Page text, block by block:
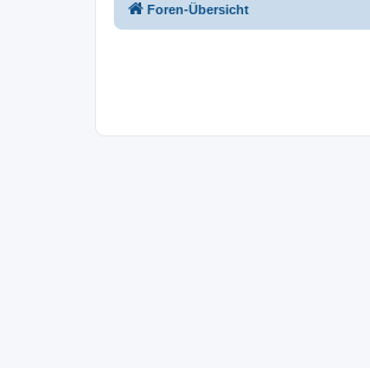
Foren-Übersicht